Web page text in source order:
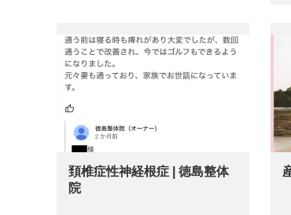
頚椎症性神経根症 | 徳島整体
院